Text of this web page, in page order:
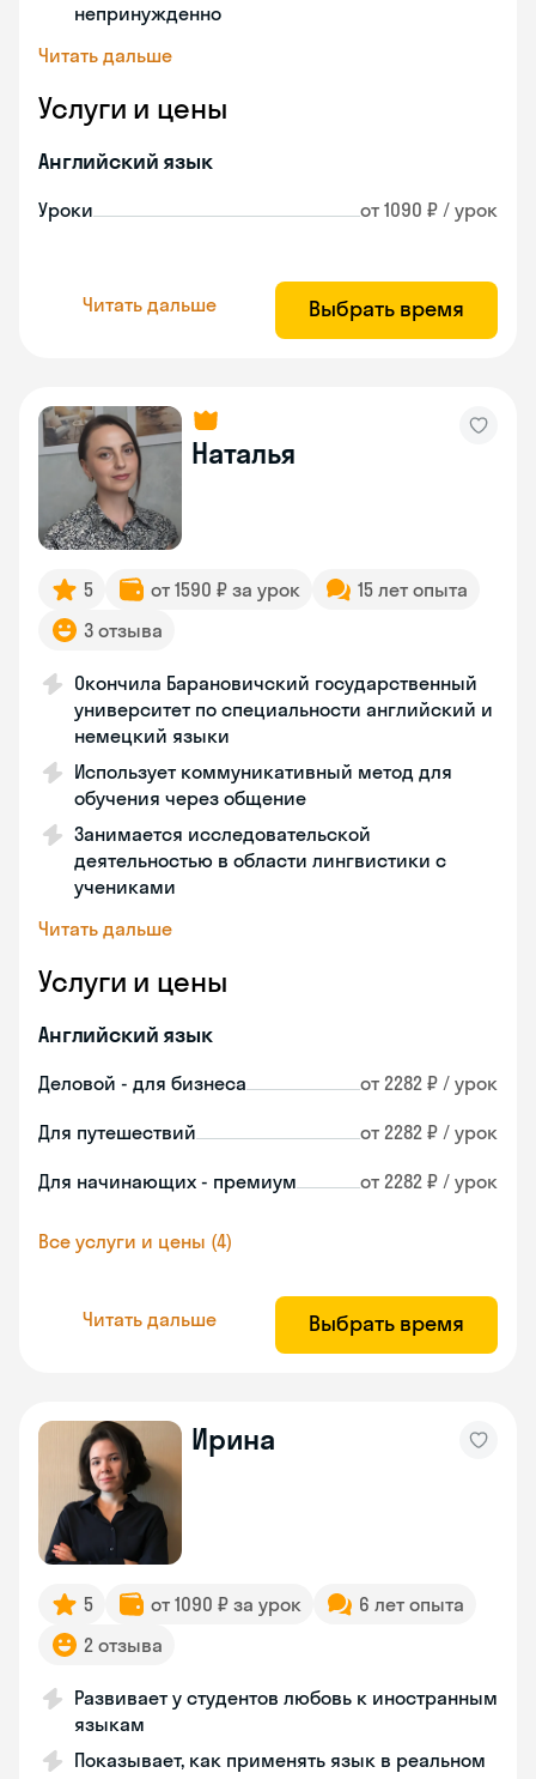
непринужденно
Читать дальше
Услуги и цены
Английский язык
Уроки от 1090 ₽ / урок
Читать дальше Выбрать время
Наталья
5 от 1590 ₽ за урок
15 лет опыта
3 отзыва
Окончила Барановичский государственный
университет по специальности английский и
немецкий языки
Использует коммуникативный метод для
обучения через общение
Занимается исследовательской
деятельностью в области лингвистики с
учениками
Читать дальше
Услуги и цены
Английский язык
Деловой - для бизнеса от 2282 ₽ / урок
Для путешествий от 2282 ₽ / урок
Для начинающих - премиум от 2282 ₽ / урок
Все услуги и цены (4)
Читать дальше Выбрать время
Ирина
5 от 1090 ₽ за урок
6 лет опыта
2 отзыва
Развивает у студентов любовь к иностранным
языкам
Показывает, как применять язык в реальном